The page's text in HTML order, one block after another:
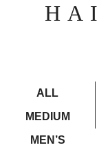
ALL
MEDIUM
MEN’S